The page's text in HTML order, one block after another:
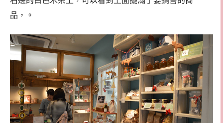
品，。